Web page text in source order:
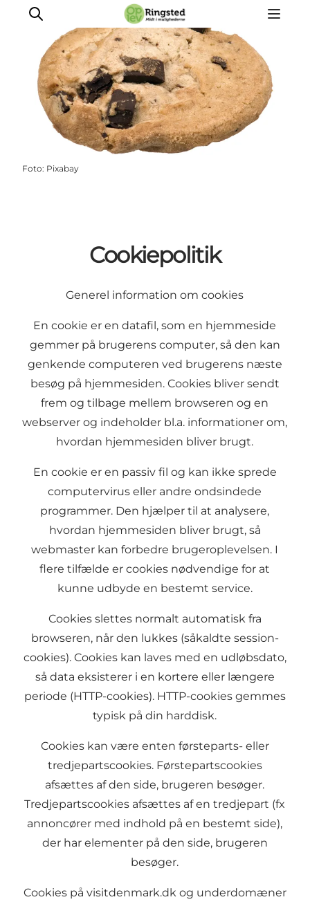
Mest for børn
Ophold
Ringsted Børnefestival
Ringsted Ældrefestival
Foto: Pixabay
Cookiepolitik
Generel information om cookies
En cookie er en datafil, som en hjemmeside
gemmer på brugerens computer, så den kan
genkende computeren ved brugerens næste
besøg på hjemmesiden. Cookies bliver sendt
frem og tilbage mellem browseren og en
webserver og indeholder bl.a. informationer om,
hvordan hjemmesiden bliver brugt.
En cookie er en passiv fil og kan ikke sprede
computervirus eller andre ondsindede
programmer. Den hjælper til at analysere,
hvordan hjemmesiden bliver brugt, så
webmaster kan forbedre brugeroplevelsen. I
flere tilfælde er cookies nødvendige for at
kunne udbyde en bestemt service.
Cookies slettes normalt automatisk fra
browseren, når den lukkes (såkaldte session-
cookies). Cookies kan laves med en udløbsdato,
så data eksisterer i en kortere eller længere
periode (HTTP-cookies). HTTP-cookies gemmes
typisk på din harddisk.
Cookies kan være enten førsteparts- eller
tredjepartscookies. Førstepartscookies
afsættes af den side, brugeren besøger.
Tredjepartscookies afsættes af en tredjepart (fx
annoncører med indhold på en bestemt side),
der har elementer på den side, brugeren
besøger.
Cookies på visitdenmark.dk og underdomæner